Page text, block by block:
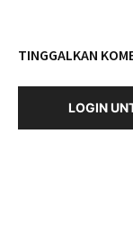
TINGGALKAN
LOGIN